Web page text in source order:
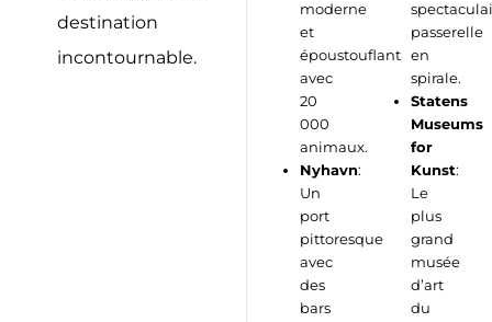
destination
incontournable.
moderne
et
époustouflant
avec
20
000
animaux.
Nyhavn:
Un
port
pittoresque
avec
des
bars
passerelle
en
spirale.
Statens
Museums
for
Kunst:
Le
plus
grand
musée
d’art
du